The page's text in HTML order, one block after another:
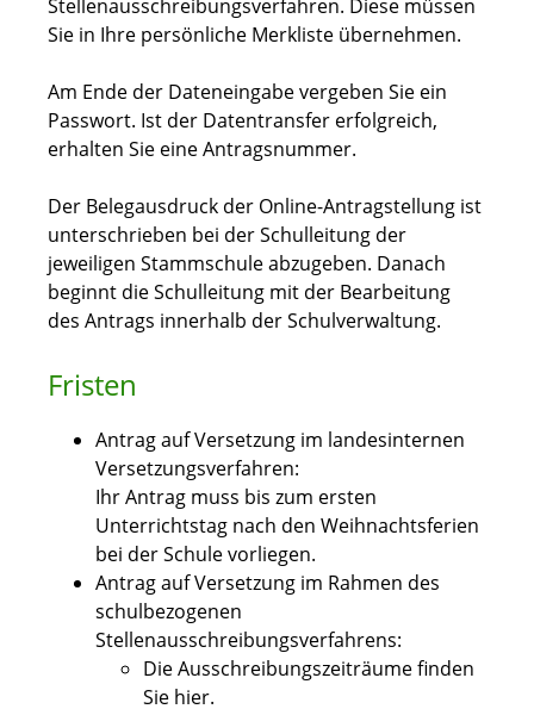
Stellenausschreibungsverfahren. Diese müssen
Sie in Ihre persönliche Merkliste übernehmen.
Am Ende der Dateneingabe vergeben Sie ein
Passwort. Ist der Datentransfer erfolgreich,
erhalten Sie eine Antragsnummer.
Der Belegausdruck der Online-Antragstellung ist
unterschrieben bei der Schulleitung der
jeweiligen Stammschule abzugeben. Danach
beginnt die Schulleitung mit der Bearbeitung
des Antrags innerhalb der Schulverwaltung.
Fristen
Antrag auf Versetzung im landesinternen
Versetzungsverfahren:
Ihr Antrag muss bis zum ersten
Unterrichtstag nach den Weihnachtsferien
bei der Schule vorliegen.
Antrag auf Versetzung im Rahmen des
schulbezogenen
Stellenausschreibungsverfahrens:
Die Ausschreibungszeiträume finden
Sie hier.